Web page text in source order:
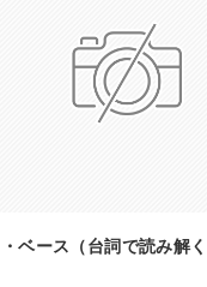
ベース（台詞で読み解